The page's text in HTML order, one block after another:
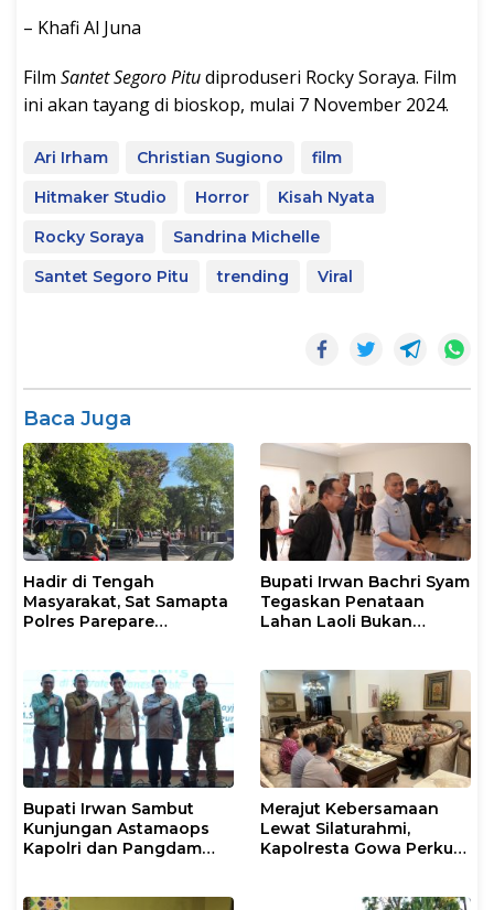
– Khafi Al Juna
Film Santet Segoro Pitudiproduseri Rocky Soraya. Film
ini akan tayang di bioskop, mulai 7 November 2024.
Ari Irham Christian Sugiono
film
Hitmaker Studio
Horror
Kisah Nyata
Rocky Soraya
Sandrina Michelle
Santet Segoro Pitu
trending Viral
Baca Juga
Hadir di Tengah
Masyarakat, Sat Samapta
Polres Parepare
Bupati Irwan Bachri Syam
Tegaskan Penataan
Lahan Laoli Bukan
Bupati Irwan Sambut
Kunjungan Astamaops
Kapolri dan Pangdam
Merajut Kebersamaan
Lewat Silaturahmi,
Kapolresta Gowa Perkuat